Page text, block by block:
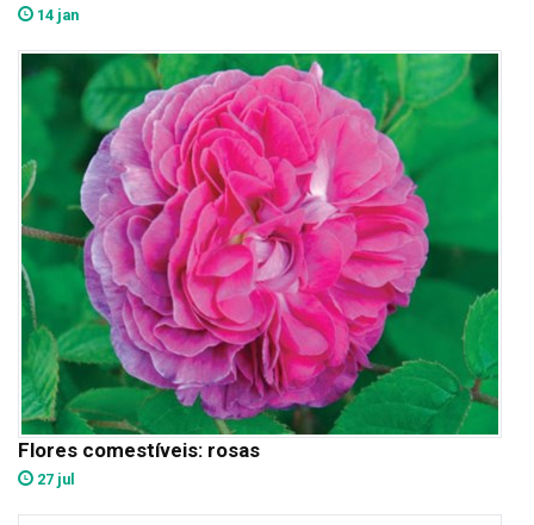
14 jan
Flores comestíveis: rosas
27 jul